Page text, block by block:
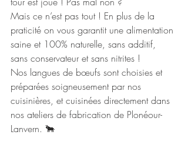
Mais ce n’est pas tout ! En plus de la
praticité on vous garantit une alimentation
saine et 100% naturelle, sans additif,
sans conservateur et sans nitrites !
Nos langues de bœufs sont choisies et
préparées soigneusement par nos
cuisinières, et cuisinées directement dans
nos ateliers de fabrication de Plonéour-
Lanvern. 🐂